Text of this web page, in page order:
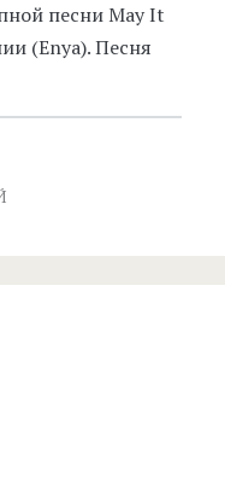
песни May It
(Enya). Песня